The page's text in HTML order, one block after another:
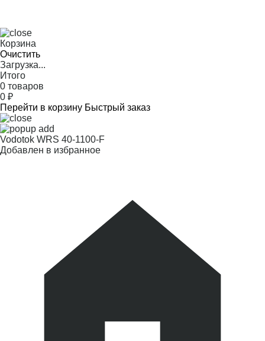
Корзина
Очистить
Загрузка...
Итого
0 товаров
0 ₽
Перейти в корзину Быстрый заказ
Vodotok WRS 40-1100-F
Добавлен в избранное